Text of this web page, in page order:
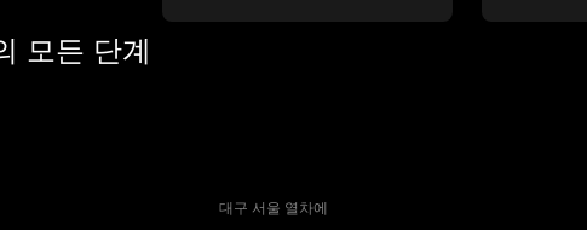
모든 단계
대구 서울 열차에